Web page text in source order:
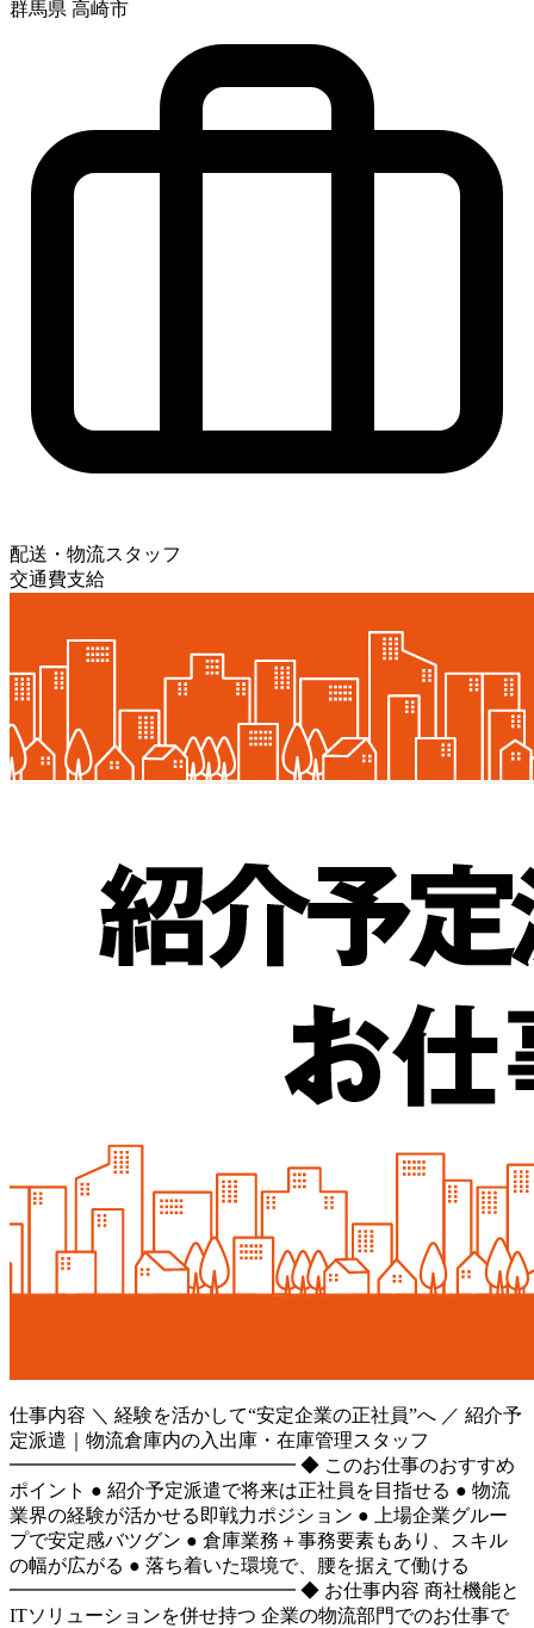
群馬県 高崎市
配送・物流スタッフ
交通費支給
仕事内容 ＼ 経験を活かして“安定企業の正社員”へ ／ 紹介予
定派遣｜物流倉庫内の入出庫・在庫管理スタッフ
━━━━━━━━━━━━━━━ ◆ このお仕事のおすすめ
ポイント ● 紹介予定派遣で将来は正社員を目指せる ● 物流
業界の経験が活かせる即戦力ポジション ● 上場企業グルー
プで安定感バツグン ● 倉庫業務＋事務要素もあり、スキル
の幅が広がる ● 落ち着いた環境で、腰を据えて働ける
━━━━━━━━━━━━━━━ ◆ お仕事内容 商社機能と
ITソリューションを併せ持つ 企業の物流部門でのお仕事で